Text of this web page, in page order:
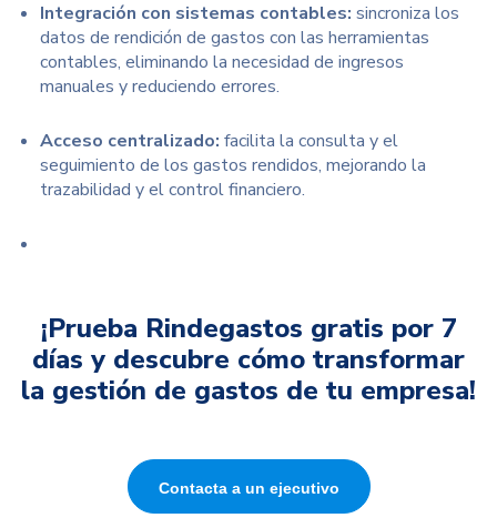
Integración con sistemas contables: sincroniza los
datos de rendición de gastos con las herramientas
contables, eliminando la necesidad de ingresos
manuales y reduciendo errores.
Acceso centralizado: facilita la consulta y el
seguimiento de los gastos rendidos, mejorando la
trazabilidad y el control financiero.
¡Prueba Rindegastos gratis por 7
días y descubre cómo transformar
la gestión de gastos de tu empresa!
Contacta a un ejecutivo